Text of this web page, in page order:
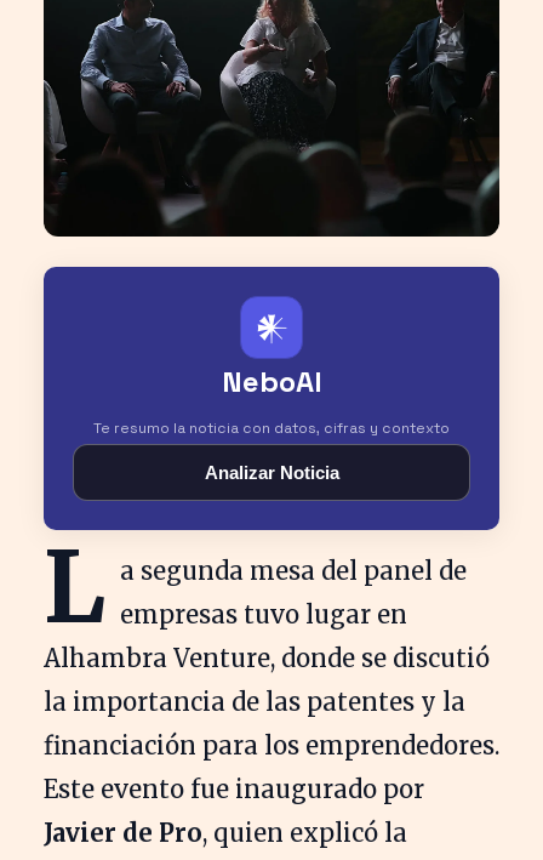
𒀭
NeboAI
Te resumo la noticia con datos, cifras y contexto
Analizar Noticia
L a segunda mesa del panel de
empresas tuvo lugar en
Alhambra Venture, donde se discutió
la importancia de las patentes y la
financiación para los emprendedores.
Este evento fue inaugurado por
Javier de Pro, quien explicó la